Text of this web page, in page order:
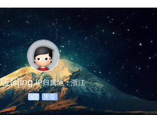
暖阳ing IP归属地：浙江
V2 里胥